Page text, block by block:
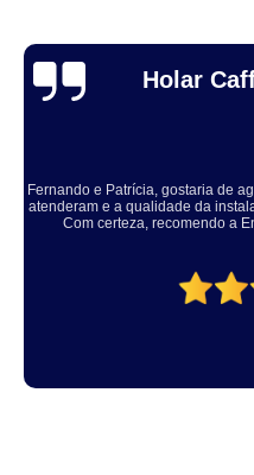
Thuane
Solucionaram o problema muito
a pena, meu